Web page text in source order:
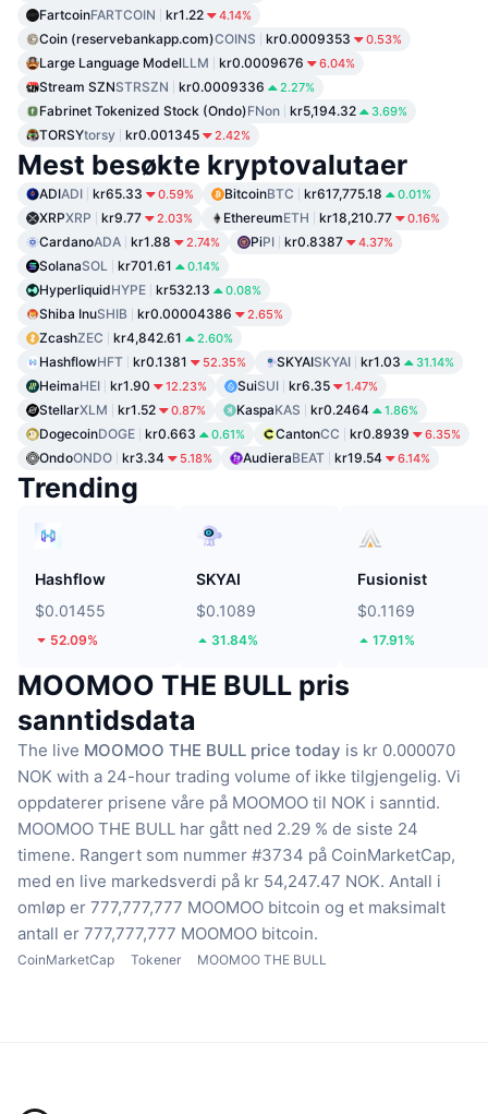
FartcoinFARTCOIN kr1.22 4.14%
Coin (reservebankapp.com)COINS kr0.0009353 0.53%
Large Language ModelLLM kr0.0009676 6.04%
Stream SZNSTRSZN kr0.0009336 2.27%
Fabrinet Tokenized Stock (Ondo)FNon kr5,194.32 3.69%
TORSYtorsy kr0.001345 2.42%
Mest besøkte kryptovalutaer
ADIADI kr65.33 0.59% BitcoinBTC kr617,775.18 0.01%
XRPXRP kr9.77 2.03% EthereumETH kr18,210.77 0.16%
CardanoADA kr1.88 2.74% PiPI kr0.8387 4.37%
SolanaSOL kr701.61 0.14%
HyperliquidHYPE kr532.13 0.08%
Shiba InuSHIB kr0.00004386 2.65%
ZcashZEC kr4,842.61 2.60%
HashflowHFT kr0.1381 52.35% SKYAISKYAI kr1.03 31.14%
HeimaHEI kr1.90 12.23% SuiSUI kr6.35 1.47%
StellarXLM kr1.52 0.87% KaspaKAS kr0.2464 1.86%
DogecoinDOGE kr0.663 0.61% CantonCC kr0.8939 6.35%
OndoONDO kr3.34 5.18% AudieraBEAT kr19.54 6.14%
Trending
Hashflow
$0.01455
52.09%
SKYAI
$0.1089
31.84%
Fusionist
$0.1169
17.91%
MOOMOO THE BULL pris
sanntidsdata
The live MOOMOO THE BULL price today is kr 0.000070
NOK with a 24-hour trading volume of ikke tilgjengelig. Vi
oppdaterer prisene våre på MOOMOO til NOK i sanntid.
MOOMOO THE BULL har gått ned 2.29 % de siste 24
timene. Rangert som nummer #3734 på CoinMarketCap,
med en live markedsverdi på kr 54,247.47 NOK. Antall i
omløp er 777,777,777 MOOMOO bitcoin og et maksimalt
antall er 777,777,777 MOOMOO bitcoin.
CoinMarketCap Tokener MOOMOO THE BULL